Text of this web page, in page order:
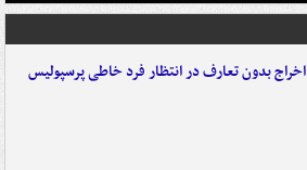
اخراج بدون تعارف در انتظار فرد خاطی پرسپولیس